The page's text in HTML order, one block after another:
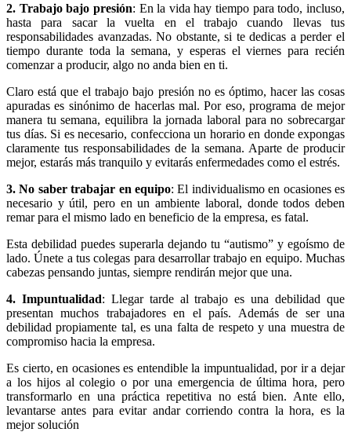
2. Trabajo bajo presión: En la vida hay tiempo para todo, incluso,
hasta para sacar la vuelta en el trabajo cuando llevas tus
responsabilidades avanzadas. No obstante, si te dedicas a perder el
tiempo durante toda la semana, y esperas el viernes para recién
comenzar a producir, algo no anda bien en ti.
Claro está que el trabajo bajo presión no es óptimo, hacer las cosas
apuradas es sinónimo de hacerlas mal. Por eso, programa de mejor
manera tu semana, equilibra la jornada laboral para no sobrecargar
tus días. Si es necesario, confecciona un horario en donde expongas
claramente tus responsabilidades de la semana. Aparte de producir
mejor, estarás más tranquilo y evitarás enfermedades como el estrés.
3. No saber trabajar en equipo: El individualismo en ocasiones es
necesario y útil, pero en un ambiente laboral, donde todos deben
remar para el mismo lado en beneficio de la empresa, es fatal.
Esta debilidad puedes superarla dejando tu “autismo” y egoísmo de
lado. Únete a tus colegas para desarrollar trabajo en equipo. Muchas
cabezas pensando juntas, siempre rendirán mejor que una.
4. Impuntualidad: Llegar tarde al trabajo es una debilidad que
presentan muchos trabajadores en el país. Además de ser una
debilidad propiamente tal, es una falta de respeto y una muestra de
compromiso hacia la empresa.
Es cierto, en ocasiones es entendible la impuntualidad, por ir a dejar
a los hijos al colegio o por una emergencia de última hora, pero
transformarlo en una práctica repetitiva no está bien. Ante ello,
levantarse antes para evitar andar corriendo contra la hora, es la
mejor solución